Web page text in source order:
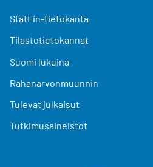
StatFin-tietokanta
Tilastotietokannat
Suomi lukuina
Rahanarvonmuunnin
Tulevat julkaisut
Tutkimusaineistot